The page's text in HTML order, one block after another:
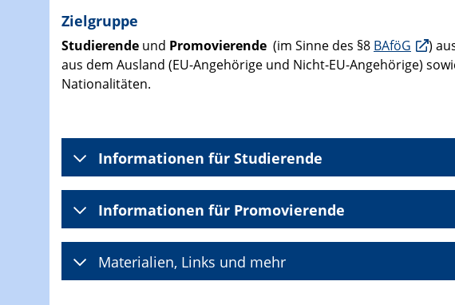
Zielgruppe
Studierende und Promovierende (im Sinne des §8 BAföG
)
aus dem Ausland (EU-Angehörige und Nicht-EU-Angehörige)
Nationalitäten.
Informationen für Studierende
Informationen für Promovierende
Materialien, Links und mehr